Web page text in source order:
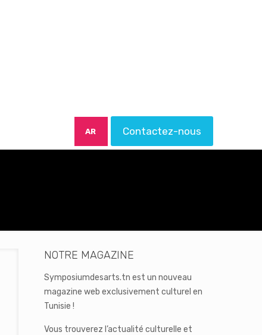
AR Contactez-nous
NOTRE MAGAZINE
Symposiumdesarts.tn est un nouveau
magazine web exclusivement culturel en
Tunisie !
Vous trouverez l’actualité culturelle et